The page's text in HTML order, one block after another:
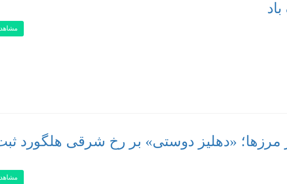
مرزها؛ «دهلیز دوستی» بر رخ شرقی هلگورد